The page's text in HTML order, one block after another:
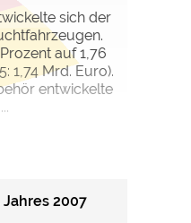
sich der
auf 1,76
1,74 Mrd. Euro).
entwickelte
2007